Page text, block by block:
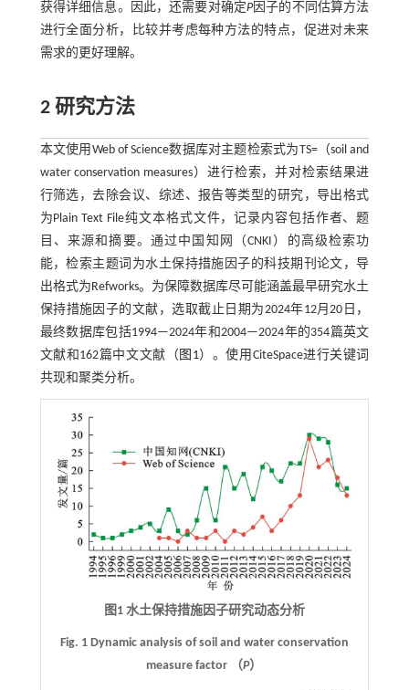
获得详细信息。因此，还需要对确定P因子的不同估算方法
进行全面分析，比较并考虑每种方法的特点，促进对未来
需求的更好理解。
2 研究方法
本文使用Web of Science数据库对主题检索式为TS=（soil and
water conservation measures）进行检索，并对检索结果进
行筛选，去除会议、综述、报告等类型的研究，导出格式
为Plain Text File纯文本格式文件，记录内容包括作者、题
目、来源和摘要。通过中国知网（CNKI）的高级检索功
能，检索主题词为水土保持措施因子的科技期刊论文，导
出格式为Refworks。为保障数据库尽可能涵盖最早研究水土
保持措施因子的文献，选取截止日期为2024年12月20日，
最终数据库包括1994—2024年和2004—2024年的354篇英文
文献和162篇中文文献（ 图1）。使用CiteSpace进行关键词
共现和聚类分析。
图1 水土保持措施因子研究动态分析
Fig. 1 Dynamic analysis of soil and water conservation
measure factor （P）